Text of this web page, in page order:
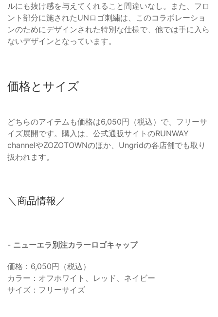
ルにも抜け感を与えてくれること間違いなし。また、フロ
ント部分に施されたUNロゴ刺繍は、このコラボレーショ
ンのためにデザインされた特別な仕様で、他では手に入ら
ないデザインとなっています。
価格とサイズ
どちらのアイテムも価格は6,050円（税込）で、フリーサ
イズ展開です。購入は、公式通販サイトのRUNWAY
channelやZOZOTOWNのほか、Ungridの各店舗でも取り
扱われます。
＼商品情報／
- ニューエラ別注カラーロゴキャップ
価格：6,050円（税込）
カラー：オフホワイト、レッド、ネイビー
サイズ：フリーサイズ